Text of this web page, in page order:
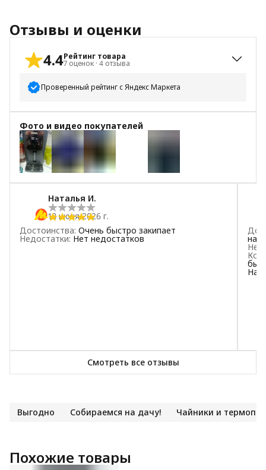
Отзывы и оценки
4.4Рейтинг товара
7 оценок · 4 отзыва
Проверенный рейтинг с Яндекс Маркета
5 звёзд
6
4 звезды
3 звезды
2 звезды
1
звезда
Фото и видео покупателей
+ 5
Наталья И.
18 июня 2026 г.
Достоинства: Очень быстро закипает
Недостатки: Нет недостатков
был
Смотреть все отзывы
Выгодно Собираемся на дачу! Чайники и
Похожие товары